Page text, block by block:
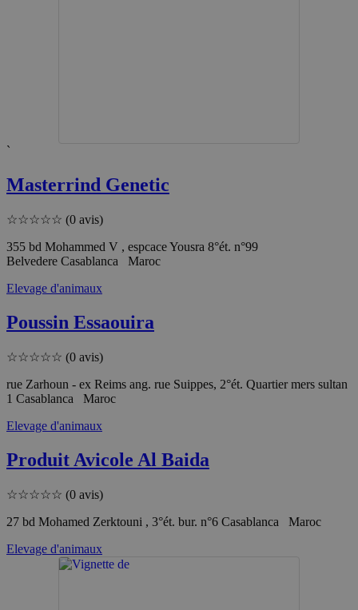
`
Masterrind Genetic
☆☆☆☆☆ (0 avis)
355 bd Mohammed V , espcace Yousra 8°ét. n°99
Belvedere Casablanca Maroc
Elevage d'animaux
Poussin Essaouira
☆☆☆☆☆ (0 avis)
rue Zarhoun - ex Reims ang. rue Suippes, 2°ét. Quartier mers sultan
1 Casablanca Maroc
Elevage d'animaux
Produit Avicole Al Baida
☆☆☆☆☆ (0 avis)
27 bd Mohamed Zerktouni , 3°ét. bur. n°6 Casablanca Maroc
Elevage d'animaux